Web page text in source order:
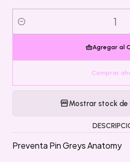
Cantidad
Agregar al
Comprar
Mostrar stock de
Preventa Pin Greys Anatomy